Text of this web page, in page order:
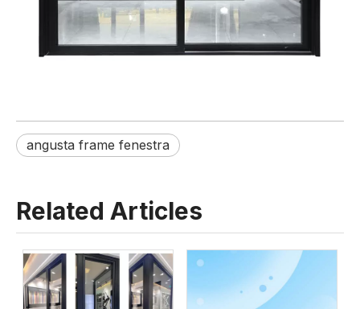
angusta frame fenestra
Related Articles